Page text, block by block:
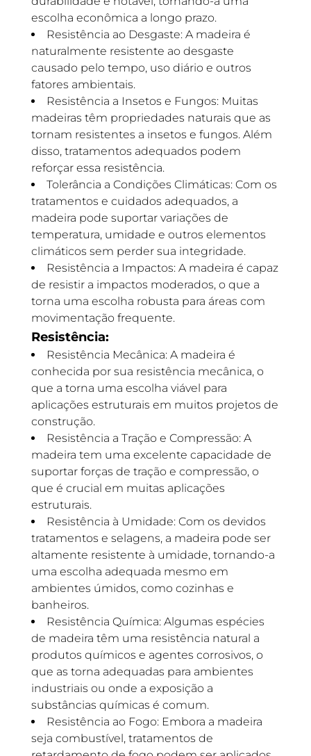
escolha econômica a longo prazo.
Resistência ao Desgaste: A madeira é
naturalmente resistente ao desgaste
causado pelo tempo, uso diário e outros
fatores ambientais.
Resistência a Insetos e Fungos: Muitas
madeiras têm propriedades naturais que as
tornam resistentes a insetos e fungos. Além
disso, tratamentos adequados podem
reforçar essa resistência.
Tolerância a Condições Climáticas: Com os
tratamentos e cuidados adequados, a
madeira pode suportar variações de
temperatura, umidade e outros elementos
climáticos sem perder sua integridade.
Resistência a Impactos: A madeira é capaz
de resistir a impactos moderados, o que a
torna uma escolha robusta para áreas com
movimentação frequente.
Resistência:
Resistência Mecânica: A madeira é
conhecida por sua resistência mecânica, o
que a torna uma escolha viável para
aplicações estruturais em muitos projetos de
construção.
Resistência a Tração e Compressão: A
madeira tem uma excelente capacidade de
suportar forças de tração e compressão, o
que é crucial em muitas aplicações
estruturais.
Resistência à Umidade: Com os devidos
tratamentos e selagens, a madeira pode ser
altamente resistente à umidade, tornando-a
uma escolha adequada mesmo em
ambientes úmidos, como cozinhas e
banheiros.
Resistência Química: Algumas espécies
de madeira têm uma resistência natural a
produtos químicos e agentes corrosivos, o
que as torna adequadas para ambientes
industriais ou onde a exposição a
substâncias químicas é comum.
Resistência ao Fogo: Embora a madeira
seja combustível, tratamentos de